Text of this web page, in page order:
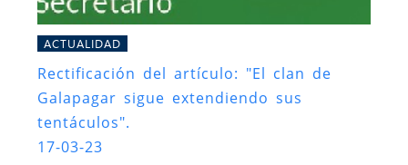
ACTUALIDAD
Rectificación del artículo: "El clan de
Galapagar sigue extendiendo sus
tentáculos".
17-03-23